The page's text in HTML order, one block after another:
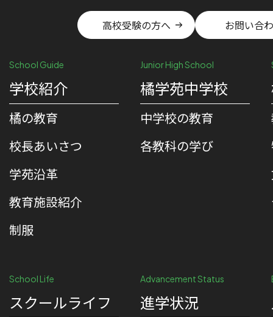
高校受験の方へ お問い合
School Guide
学校紹介
橘の教育
校⻑あいさつ
学苑沿革
教育施設紹介
制服
Junior High School
橘学苑中学校
中学校の教育
各教科の学び
School Life
スクールライフ
Advancement Status
進学状況